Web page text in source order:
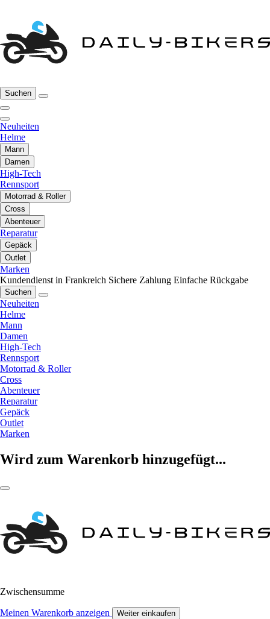
Suchen
Neuheiten
Helme
Mann
Damen
High-Tech
Rennsport
Motorrad & Roller
Cross
Abenteuer
Reparatur
Gepäck
Outlet
Marken
Kundendienst in Frankreich Sichere Zahlung Einfache Rückgabe
Suchen
Neuheiten
Helme
Mann
Damen
High-Tech
Rennsport
Motorrad & Roller
Cross
Abenteuer
Reparatur
Gepäck
Outlet
Marken
Wird zum Warenkorb hinzugefügt...
Zwischensumme
Meinen Warenkorb anzeigen Weiter einkaufen